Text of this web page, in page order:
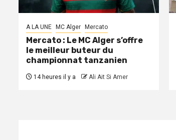
A LA UNE MC Alger Mercato
Mercato : Le MC Alger s’offre
le meilleur buteur du
championnat tanzanien
14 heures il y a Ali Ait Si Amer